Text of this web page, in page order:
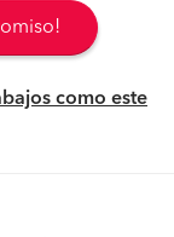
como este